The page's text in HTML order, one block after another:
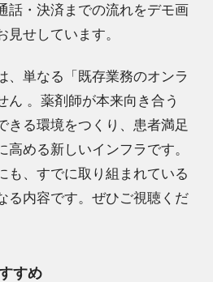
話・決済までの流れをデモ画
せしています。
、単なる「既存業務のオンラ
ん 。薬剤師が本来向き合う
きる環境をつくり、患者満足
高める新しいインフラです。
も、すでに取り組まれている
る内容です。ぜひご視聴くだ
すめ